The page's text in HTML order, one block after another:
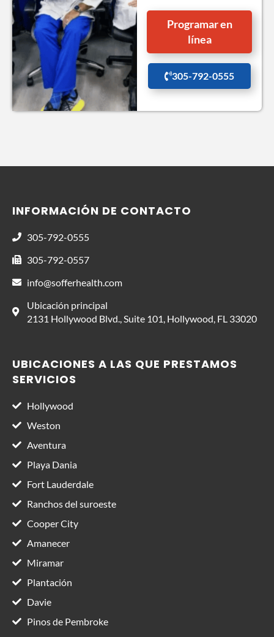
Programar en
línea
305-792-0555
INFORMACIÓN DE CONTACTO
305-792-0555
305-792-0557
info@sofferhealth.com
Ubicación principal
2131 Hollywood Blvd., Suite 101, Hollywood, FL 33020
UBICACIONES A LAS QUE PRESTAMOS
SERVICIOS
Hollywood
Weston
Aventura
Playa Dania
Fort Lauderdale
Ranchos del suroeste
Cooper City
Amanecer
Miramar
Plantación
Davie
Pinos de Pembroke